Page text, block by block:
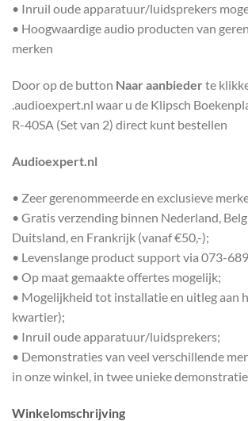
• Inruil oude apparatuur/luidsprekers
• Hoogwaardige audio producten van
merken
Door op de button Naar aanbieder te
.audioexpert.nl waar u de Klipsch
R-40SA (Set van 2) direct kunt bestellen
Audioexpert.nl
• Zeer gerenommeerde en exclusieve
• Gratis verzending binnen Nederland,
Duitsland, en Frankrijk (vanaf €50,-);
• Levenslange product support via 073-
• Op maat gemaakte offertes mogelijk;
• Mogelijkheid tot installatie en uitleg aan
kwartier);
• Inruil oude apparatuur/luidsprekers;
• Demonstraties van veel verschillende
in onze winkel, in twee unieke
Winkelomschrijving